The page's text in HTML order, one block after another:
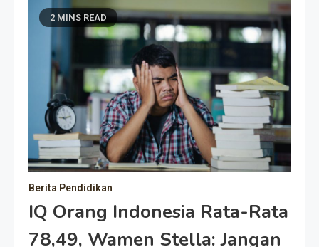
2 MINS READ
Berita Pendidikan
IQ Orang Indonesia Rata-Rata
78,49, Wamen Stella: Jangan